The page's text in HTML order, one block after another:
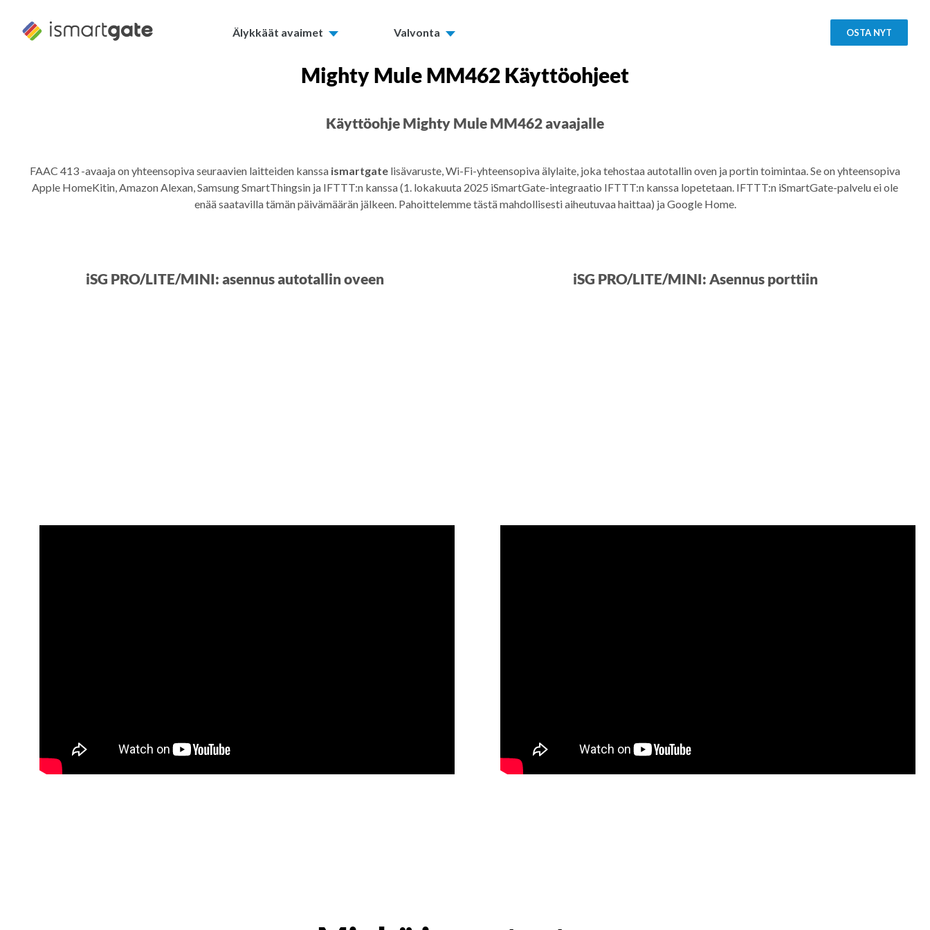
sisältöön
Älykkäät avaimet Valvonta OSTA NYT
Mighty Mule MM462 Käyttöohjeet
Käyttöohje Mighty Mule MM462 avaajalle
FAAC 413 -avaaja on yhteensopiva seuraavien laitteiden kanssa ismartgate lisävaruste, Wi-Fi-yhteensopiva älylaite, joka tehostaa autotallin oven ja portin toimintaa. Se on yhteensopiva
Apple HomeKitin, Amazon Alexan, Samsung SmartThingsin ja IFTTT:n kanssa (1. lokakuuta 2025 iSmartGate-integraatio IFTTT:n kanssa lopetetaan. IFTTT:n iSmartGate-palvelu ei ole
enää saatavilla tämän päivämäärän jälkeen. Pahoittelemme tästä mahdollisesti aiheutuvaa haittaa) ja Google Home.
iSG PRO/LITE/MINI: asennus autotallin oveen iSG PRO/LITE/MINI: Asennus porttiin